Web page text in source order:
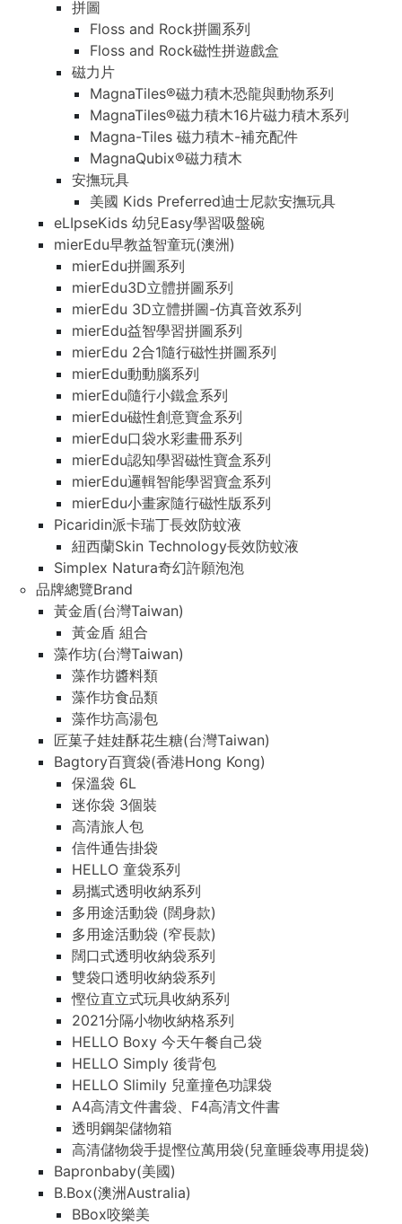
拼圖
Floss and Rock拼圖系列
Floss and Rock磁性拼遊戲盒
磁力片
MagnaTiles®磁力積木恐龍與動物系列
MagnaTiles®磁力積木16片磁力積木系列
Magna-Tiles 磁力積木-補充配件
MagnaQubix®磁力積木
安撫玩具
美國 Kids Preferred迪士尼款安撫玩具
eLIpseKids 幼兒Easy學習吸盤碗
mierEdu早教益智童玩(澳洲)
mierEdu拼圖系列
mierEdu3D立體拼圖系列
mierEdu 3D立體拼圖-仿真音效系列
mierEdu益智學習拼圖系列
mierEdu 2合1隨行磁性拼圖系列
mierEdu動動腦系列
mierEdu隨行小鐵盒系列
mierEdu磁性創意寶盒系列
mierEdu口袋水彩畫冊系列
mierEdu認知學習磁性寶盒系列
mierEdu邏輯智能學習寶盒系列
mierEdu小畫家隨行磁性版系列
Picaridin派卡瑞丁長效防蚊液
紐西蘭Skin Technology長效防蚊液
Simplex Natura奇幻許願泡泡
品牌總覽Brand
黃金盾(台灣Taiwan)
黃金盾 組合
藻作坊(台灣Taiwan)
藻作坊醬料類
藻作坊食品類
藻作坊高湯包
匠菓子娃娃酥花生糖(台灣Taiwan)
Bagtory百寶袋(香港Hong Kong)
保溫袋 6L
迷你袋 3個裝
高清旅人包
信件通告掛袋
HELLO 童袋系列
易攜式透明收納系列
多用途活動袋 (闊身款)
多用途活動袋 (窄長款)
闊口式透明收納袋系列
雙袋口透明收納袋系列
慳位直立式玩具收納系列
2021分隔小物收納格系列
HELLO Boxy 今天午餐自己袋
HELLO Simply 後背包
HELLO Slimily 兒童撞色功課袋
A4高清文件書袋、F4高清文件書
透明鋼架儲物箱
高清儲物袋手提慳位萬用袋(兒童睡袋專用提袋)
Bapronbaby(美國)
B.Box(澳洲Australia)
BBox咬樂美